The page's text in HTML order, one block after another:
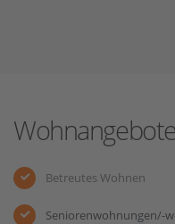
Wohnangebote
Betreutes Wohnen
Seniorenwohnungen/-